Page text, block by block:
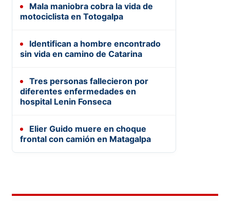
Mala maniobra cobra la vida de
motociclista en Totogalpa
Identifican a hombre encontrado
sin vida en camino de Catarina
Tres personas fallecieron por
diferentes enfermedades en
hospital Lenin Fonseca
Elier Guido muere en choque
frontal con camión en Matagalpa